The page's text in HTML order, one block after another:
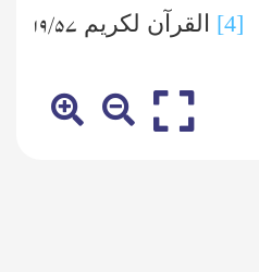
[4] القرآن لکریم ۵۷/ ۱۹